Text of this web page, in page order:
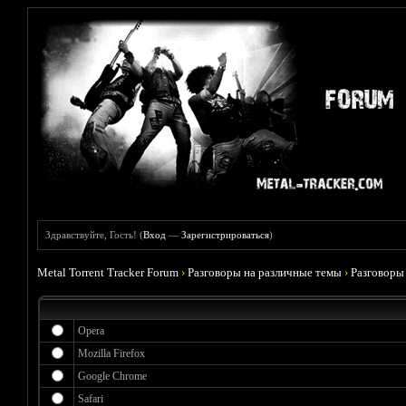
Здравствуйте, Гость! (Вход —Зарегистрироваться)
Metal Torrent Tracker Forum ›Разговоры на различные темы ›
Opera
Mozilla Firefox
Google Chrome
Safari